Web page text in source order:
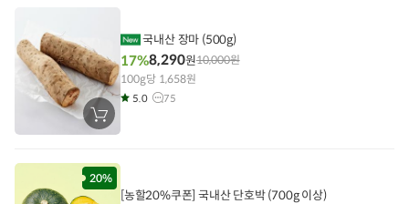
장
바
에
담
기
국내산 장마 (500g)
17%8,290원10,000원
100g당 1,658원
5.0 75
20%
[농할20%쿠폰] 국내산 단호박 (700g 이상)